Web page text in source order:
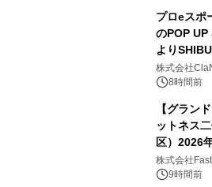
プロeスポ
のPOP UP
より
開催決定
株式会社
8時間前
【グラン
ットネス
区）2026
中無休のフ
株式会社
9時間前